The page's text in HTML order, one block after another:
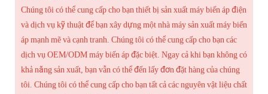
Chúng tôi có thể cung cấp cho bạn thiết bị sản xuất máy biến áp điện
và dịch vụ kỹ thuật để bạn xây dựng một nhà máy sản xuất máy biến
áp mạnh mẽ và cạnh tranh. Chúng tôi có thể cung cấp cho bạn các
dịch vụ OEM/ODM máy biến áp đặc biệt. Ngay cả khi bạn không có
khả năng sản xuất, bạn vẫn có thể đến lấy đơn đặt hàng của chúng
tôi. Chúng tôi có thể cung cấp cho bạn tất cả các nguyên vật liệu chất